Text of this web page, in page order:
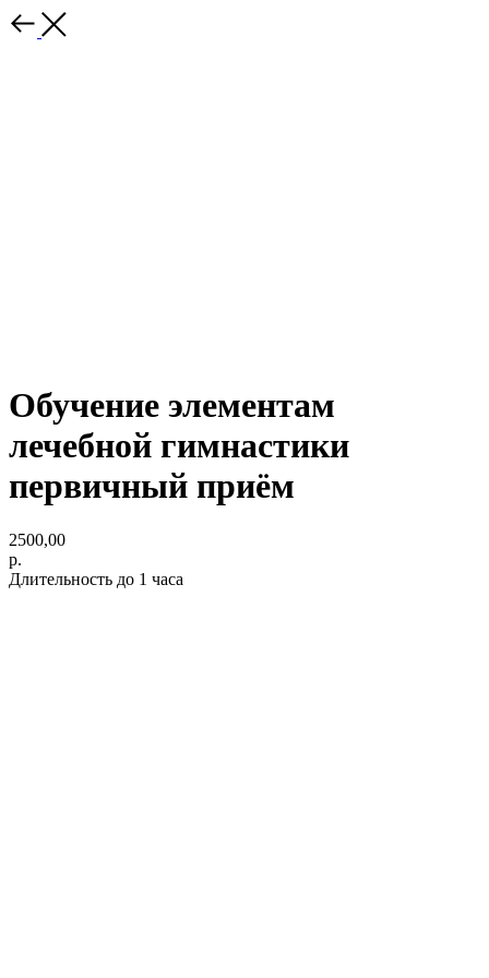
Обучение элементам
лечебной гимнастики
первичный приём
2500,00
р.
Длительность до 1 часа